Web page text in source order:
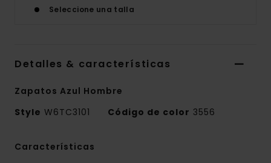
Seleccione una talla
Detalles & características
Zapatos Azul Hombre
Style W6TC3101 Código de color 3556
Características